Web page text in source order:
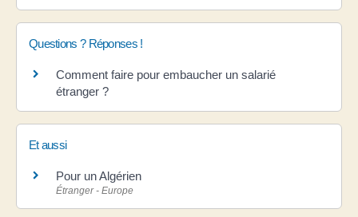
Questions ? Réponses !
Comment faire pour embaucher un salarié
étranger ?
Et aussi
Pour un Algérien
Étranger - Europe